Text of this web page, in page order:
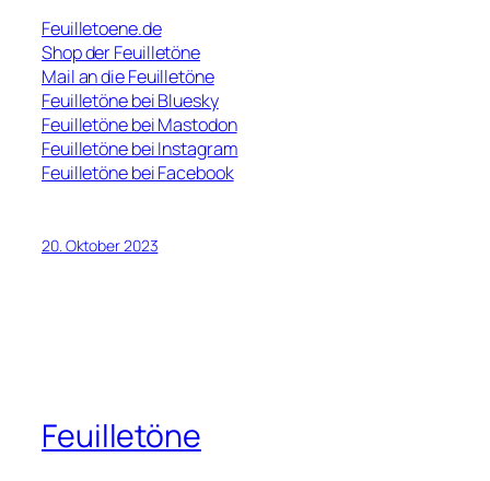
Feuilletoene.de
Shop der Feuilletöne
Mail an die Feuilletöne
Feuilletöne bei Bluesky
Feuilletöne bei Mastodon
Feuilletöne bei Instagram
Feuilletöne bei Facebook
20. Oktober 2023
Feuilletöne